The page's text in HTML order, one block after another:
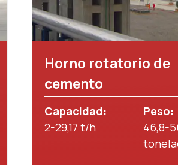
Horno rotatorio de
cemento
Capacidad:
2-29,17 t/h
Peso:
46,8-